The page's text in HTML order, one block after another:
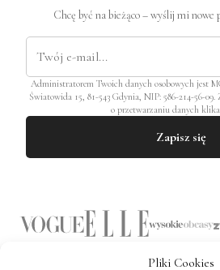
Pliki Cookies
Chcę być na bieżąco – wyślij mi
Administratorem Twoich danych osobowych jest
Światowida 15, 81-543 Gdynia, NIP: 586-214-56-
o przetwarzaniu danych
Zapisz się